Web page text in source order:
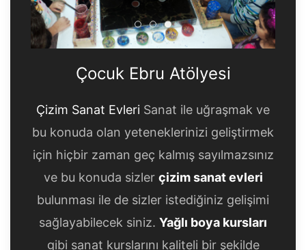
Çocuk Ebru Atölyesi
Çocuk Ebru Atölyesi
Çocuk Ebru Atölyesi
Çocuk Ebru Atölyesi
Çizim Sanat Evleri Sanat ile uğraşmak ve
bu konuda olan yeteneklerinizi geliştirmek
için hiçbir zaman geç kalmış sayılmazsınız
ve bu konuda sizler çizim sanat evleri
bulunması ile de sizler istediğiniz gelişimi
sağlayabilecek siniz. Yağlı boya kursları
gibi sanat kurslarını kaliteli bir şekilde